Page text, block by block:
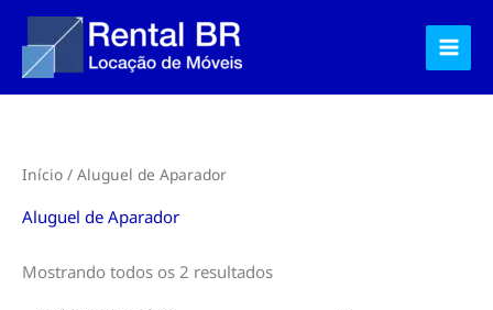
para
conteúdo
Início / Aluguel de Aparador
Aluguel de Aparador
Mostrando todos os 2 resultados